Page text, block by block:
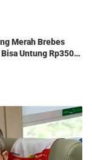
Merah Brebes
Untung Rp350